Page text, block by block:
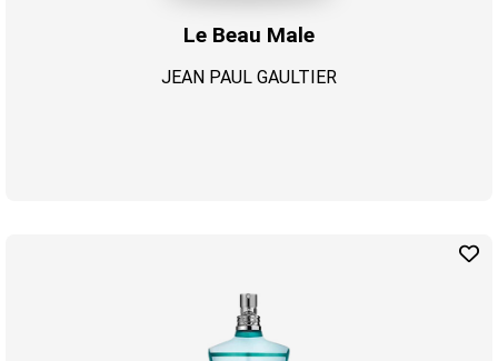
Le Beau Male
JEAN PAUL GAULTIER